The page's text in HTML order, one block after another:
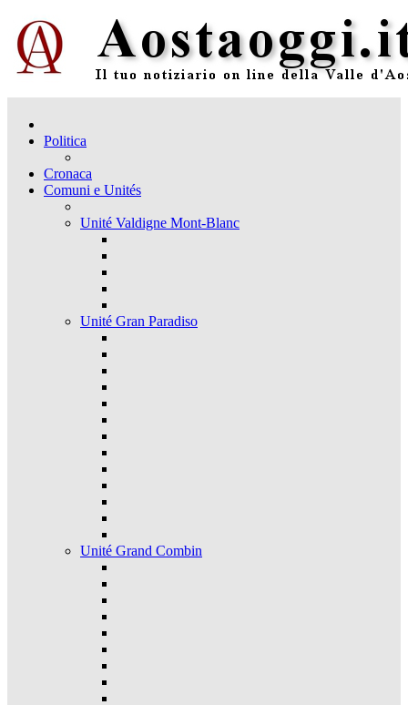
Politica
Cronaca
Comuni e Unités
Unité Valdigne Mont-Blanc
Unité Gran Paradiso
Unité Grand Combin